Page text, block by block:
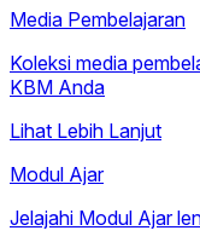
Media Pembelajaran
Koleksi media
KBM Anda
Lihat Lebih Lanjut
Modul Ajar
Jelajahi Modul Ajar